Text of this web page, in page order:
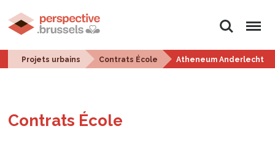
Rechercher
Menu
Projets urbains Contrats École Atheneum Anderlecht
Contrats École